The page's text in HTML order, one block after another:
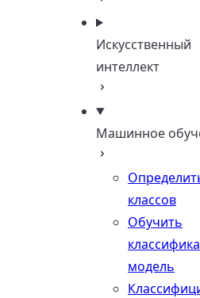
Искусственный
интеллект
Машинное
классов
Обучить
модель